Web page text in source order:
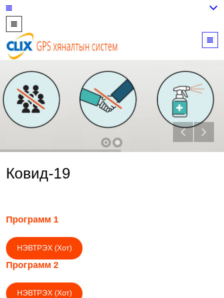
89559964,
952223647
Ковид-19
Программ 1
НЭВТРЭХ (Хот)
Программ 2
НЭВТРЭХ (Хот)